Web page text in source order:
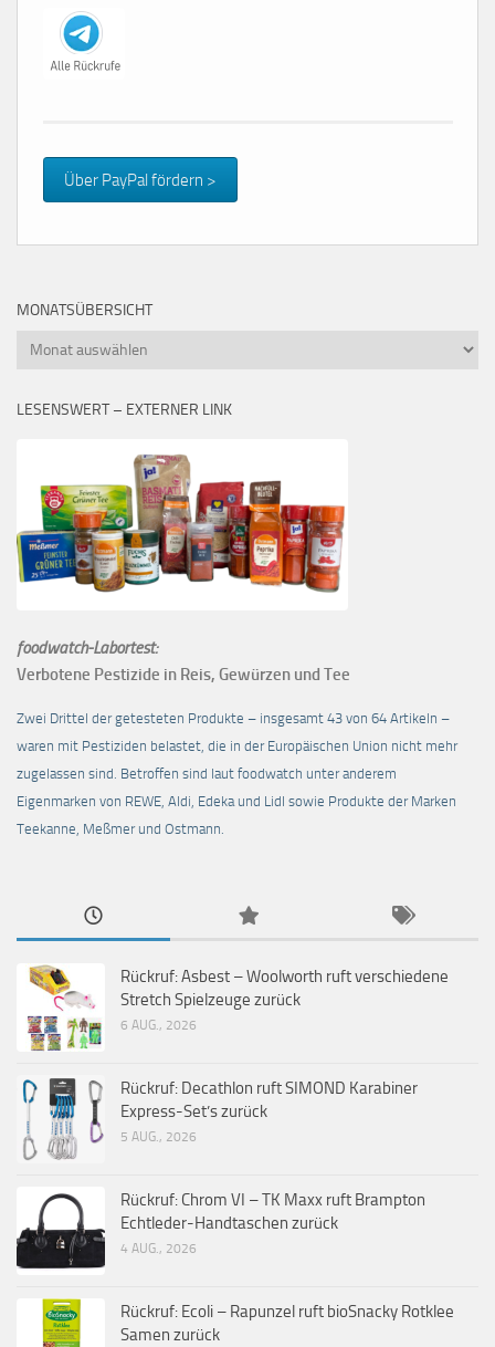
Über PayPal fördern >
MONATSÜBERSICHT
Monatsübersicht
LESENSWERT – EXTERNER LINK
foodwatch-Labortest:
Verbotene Pestizide in Reis, Gewürzen und Tee
Zwei Drittel der getesteten Produkte – insgesamt 43 von 64 Artikeln –
waren mit Pestiziden belastet, die in der Europäischen Union nicht mehr
zugelassen sind. Betroffen sind laut foodwatch unter anderem
Eigenmarken von REWE, Aldi, Edeka und Lidl sowie Produkte der Marken
Teekanne, Meßmer und Ostmann.
Rückruf: Asbest – Woolworth ruft verschiedene
Stretch Spielzeuge zurück
6 AUG., 2026
Rückruf: Decathlon ruft SIMOND Karabiner
Express-Set’s zurück
5 AUG., 2026
Rückruf: Chrom VI – TK Maxx ruft Brampton
Echtleder-Handtaschen zurück
4 AUG., 2026
Rückruf: Ecoli – Rapunzel ruft bioSnacky Rotklee
Samen zurück